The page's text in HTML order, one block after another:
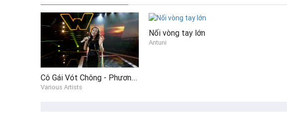
Cô Gái Vót Chông - Phương Thủy (Tôi Là Người Chiến Thắng - The Winner Is 3 - Live 07)
Various Artists
Nối vòng tay lớn
Antuni